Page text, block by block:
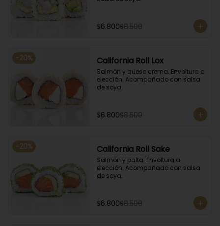
$6.800$8.500
-20% California Roll Lox
Salmón y queso crema. Envoltura a
elección. Acompañado con salsa
de soya.
$6.800$8.500
-20% California Roll Sake
Salmón y palta. Envoltura a
elección. Acompañado con salsa
de soya.
$6.800$8.500